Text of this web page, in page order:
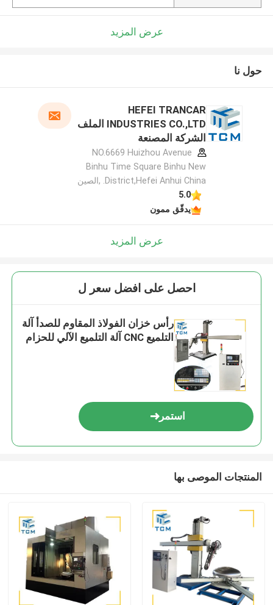
عرض المزيد
حول نا
HEFEI TRANCAR
INDUSTRIES CO.,LTD الملف
الشركة المصنعة
NO.6669 Huizhou Avenue
Binhu Time Square Binhu New
District,Hefei Anhui China. ,الصين
5.0
يدقّق ممون
عرض المزيد
احصل على افضل سعر ل
رأس خزان الفولاذ المقاوم للصدأ آلة
التلميع CNC آلة التلميع الآلي للحزام
استمر
المنتجات الموصى بها